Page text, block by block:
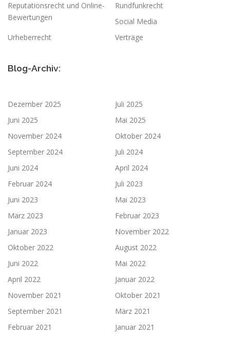
Reputationsrecht und Online-
Bewertungen
Rundfunkrecht
Social Media
Urheberrecht
Verträge
Blog-Archiv:
Dezember 2025
Juli 2025
Juni 2025
Mai 2025
November 2024
Oktober 2024
September 2024
Juli 2024
Juni 2024
April 2024
Februar 2024
Juli 2023
Juni 2023
Mai 2023
März 2023
Februar 2023
Januar 2023
November 2022
Oktober 2022
August 2022
Juni 2022
Mai 2022
April 2022
Januar 2022
November 2021
Oktober 2021
September 2021
März 2021
Februar 2021
Januar 2021